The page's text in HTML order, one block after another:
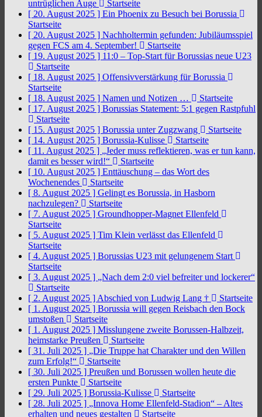
untrüglichen Auge
Startseite
[ 20. August 2025 ] Ein Phoenix zu Besuch bei Borussia
Startseite
[ 20. August 2025 ] Nachholtermin gefunden: Jubiläumsspiel
gegen FCS am 4. September!
Startseite
[ 19. August 2025 ] 11:0 – Top-Start für Borussias neue U23
Startseite
[ 18. August 2025 ] Offensivverstärkung für Borussia
Startseite
[ 18. August 2025 ] Namen und Notizen …
Startseite
[ 17. August 2025 ] Borussias Statement: 5:1 gegen Rastpfuhl
Startseite
[ 15. August 2025 ] Borussia unter Zugzwang
Startseite
[ 14. August 2025 ] Borussia-Kulisse
Startseite
[ 11. August 2025 ] „Jeder muss reflektieren, was er tun kann,
damit es besser wird!“
Startseite
[ 10. August 2025 ] Enttäuschung – das Wort des
Wochenendes
Startseite
[ 8. August 2025 ] Gelingt es Borussia, in Hasborn
nachzulegen?
Startseite
[ 7. August 2025 ] Groundhopper-Magnet Ellenfeld
Startseite
[ 5. August 2025 ] Tim Klein verlässt das Ellenfeld
Startseite
[ 4. August 2025 ] Borussias U23 mit gelungenem Start
Startseite
[ 3. August 2025 ] „Nach dem 2:0 viel befreiter und lockerer“
Startseite
[ 2. August 2025 ] Abschied von Ludwig Lang †
Startseite
[ 1. August 2025 ] Borussia will gegen Reisbach den Bock
umstoßen
Startseite
[ 1. August 2025 ] Misslungene zweite Borussen-Halbzeit,
heimstarke Preußen
Startseite
[ 31. Juli 2025 ] „Die Truppe hat Charakter und den Willen
zum Erfolg!“
Startseite
[ 30. Juli 2025 ] Preußen und Borussen wollen heute die
ersten Punkte
Startseite
[ 29. Juli 2025 ] Borussia-Kulisse
Startseite
[ 28. Juli 2025 ] „Innova Home Ellenfeld-Stadion“ – Altes
erhalten und neues gestalten
Startseite